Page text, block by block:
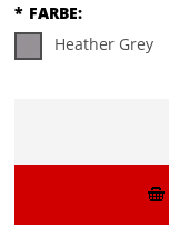
* FARBE:
Heather Grey